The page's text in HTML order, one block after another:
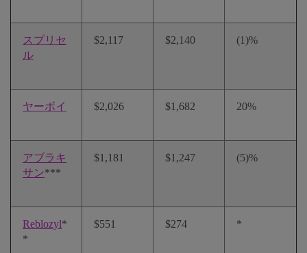
スプリセ
ル
$2,117 $2,140 (1)%
ヤーボイ $2,026 $1,682 20%
アブラキ
サン***
$1,181 $1,247 (5)%
Reblozyl*
*
$551 $274 *